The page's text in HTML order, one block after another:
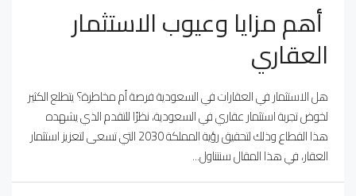
أهم مزايا وعيوب الاستثمار
العقاري
هل الاستثمار في العقارات في السعودية فرصة أم مخاطرة؟ يتطلع الكثير
لخوض تجربة استثمار عقاري في السعودية، نظرًا للتقدم الذي يشهده
هذا القطاع وذلك لتحقيق رؤية المملكة 2030 التي تسعى لتعزيز استثمار
العقار، في هذا المقال سنتناول...